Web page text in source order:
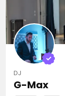
DJ
G-Max